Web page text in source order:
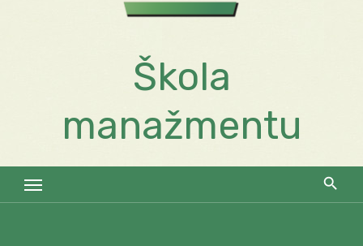
Škola
manažmentu